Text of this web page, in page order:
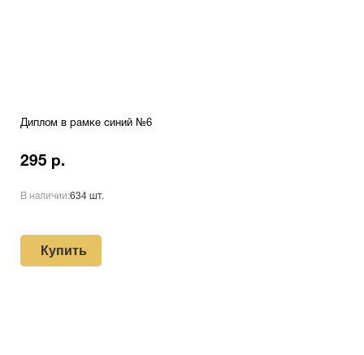
Диплом в рамке синий №6
295 р.
В наличии:634 шт.
Купить